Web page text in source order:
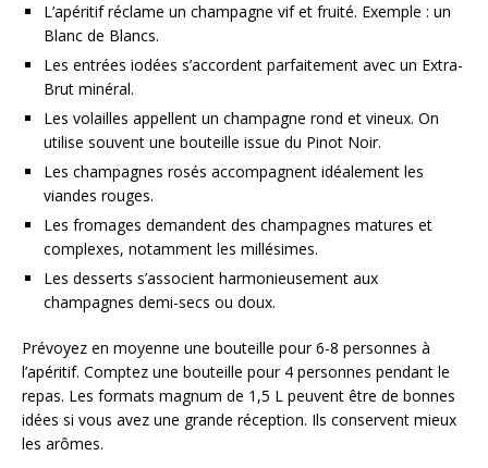
L’apéritif réclame un champagne vif et fruité. Exemple : un
Blanc de Blancs.
Les entrées iodées s’accordent parfaitement avec un Extra-
Brut minéral.
Les volailles appellent un champagne rond et vineux. On
utilise souvent une bouteille issue du Pinot Noir.
Les champagnes rosés accompagnent idéalement les
viandes rouges.
Les fromages demandent des champagnes matures et
complexes, notamment les millésimes.
Les desserts s’associent harmonieusement aux
champagnes demi-secs ou doux.
Prévoyez en moyenne une bouteille pour 6-8 personnes à
l’apéritif. Comptez une bouteille pour 4 personnes pendant le
repas. Les formats magnum de 1,5 L peuvent être de bonnes
idées si vous avez une grande réception. Ils conservent mieux
les arômes.